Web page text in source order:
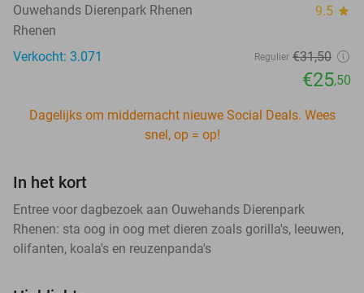
Ouwehands Dierenpark Rhenen 9.5 star
Rhenen
Verkocht: 3.071
Regulier €31,50
€25,50
Dagelijks om middernacht nieuwe Social Deals. Wees
snel, op = op!
In het kort
Entree voor dagbezoek aan Ouwehands Dierenpark
Rhenen: sta oog in oog met dieren zoals gorilla's, leeuwen,
olifanten, koala's en reuzenpanda's